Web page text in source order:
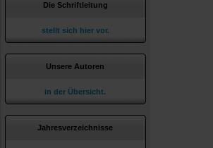
Die Schriftleitung
stellt sich hier vor.
Unsere Autoren
in der Übersicht.
Jahresverzeichnisse